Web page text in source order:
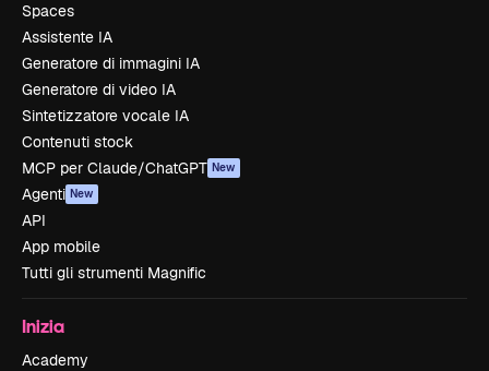
Spaces
Assistente IA
Generatore di immagini IA
Generatore di video IA
Sintetizzatore vocale IA
Contenuti stock
MCP per Claude/ChatGPT New
Agenti New
API
App mobile
Tutti gli strumenti Magnific
Inizia
Academy